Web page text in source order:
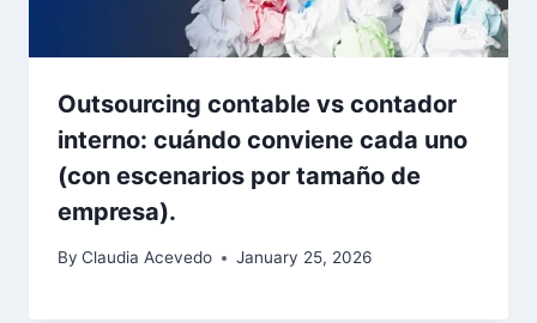
Outsourcing contable vs contador
interno: cuándo conviene cada uno
(con escenarios por tamaño de
empresa).
By Claudia Acevedo January 25, 2026